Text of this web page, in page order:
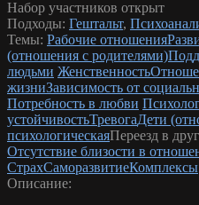
Набор участников открыт
Подходы: Гештальт,
Темы: Рабочие отношения
(отношения с родителями)
людьми Женственность
жизниЗависимость от
Потребность в любви
устойчивостьТревогаДети
психологическаяПереезд в
Отсутствие близости в
СтрахСаморазвитиеКомплексы
Описание: